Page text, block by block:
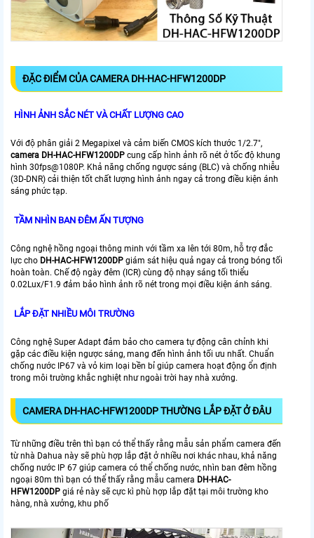
ĐẶC ĐIỂM CỦA CAMERA DH-HAC-HFW1200DP
HÌNH ẢNH SẮC NÉT VÀ CHẤT LƯỢNG CAO
Với độ phân giải 2 Megapixel và cảm biến CMOS kích thước 1/2.7",
camera DH-HAC-HFW1200DP cung cấp hình ảnh rõ nét ở tốc độ khung
hình 30fps@1080P. Khả năng chống ngược sáng (BLC) và chống nhiễu
(3D-DNR) cải thiện tốt chất lượng hình ảnh ngay cả trong điều kiện ánh
sáng phức tạp.
TẦM NHÌN BAN ĐÊM ẤN TƯỢNG
Công nghệ hồng ngoại thông minh với tầm xa lên tới 80m, hỗ trợ đắc
lực cho DH-HAC-HFW1200DP giám sát hiệu quả ngay cả trong bóng tối
hoàn toàn. Chế độ ngày đêm (ICR) cùng độ nhạy sáng tối thiểu
0.02Lux/F1.9 đảm bảo hình ảnh rõ nét trong mọi điều kiện ánh sáng.
LẮP ĐẶT NHIỀU MÔI TRƯỜNG
Công nghệ Super Adapt đảm bảo cho camera tự động cân chỉnh khi
gặp các điều kiện ngược sáng, mang đến hình ảnh tối ưu nhất. Chuẩn
chống nước IP67 và vỏ kim loại bền bỉ giúp camera hoạt động ổn định
trong môi trường khắc nghiệt như ngoài trời hay nhà xưởng.
CAMERA DH-HAC-HFW1200DP THƯỜNG LẮP ĐẶT Ở ĐÂU
Từ những điều trên thì bạn có thể thấy rằng mẫu sản phẩm camera đến
từ nhà Dahua này sẽ phù hợp lắp đặt ở nhiều nơi khác nhau, khả năng
chống nước IP 67 giúp camera có thể chống nước, nhìn ban đêm hồng
ngoại 80m thì bạn có thể thấy rằng mẫu camera DH-HAC-
HFW1200DP giá rẻ này sẽ cực kì phù hợp lắp đặt tại môi trường kho
hàng, nhà xưởng, khu phố